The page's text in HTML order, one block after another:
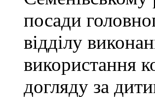
посади
відділу
використання
догляду за